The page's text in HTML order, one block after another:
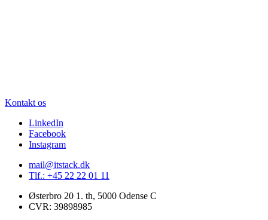
Kontakt os
LinkedIn
Facebook
Instagram
mail@itstack.dk
Tlf.: +45 22 22 01 11
Østerbro 20 1. th, 5000 Odense C
CVR: 39898985